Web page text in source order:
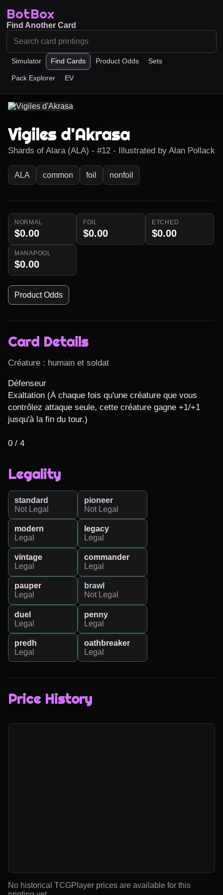
BotBox
Simulator Find Cards Product Odds Sets
Pack Explorer EV
Find Another Card
Vigiles d'Akrasa
Shards of Alara (ALA) - #12 - Illustrated by Alan Pollack
ALA common foil nonfoil
NORMAL
$0.00
FOIL
$0.00
ETCHED
$0.00
MANAPOOL
$0.00
Product Odds
Card Details
Créature : humain et soldat
Défenseur
Exaltation (À chaque fois qu'une créature que vous
contrôlez attaque seule, cette créature gagne +1/+1
jusqu'à la fin du tour.)
0 / 4
Legality
standard
Not Legal
pioneer
Not Legal
modern
Legal
legacy
Legal
vintage
Legal
commander
Legal
pauper
Legal
brawl
Not Legal
duel
Legal
penny
Legal
predh
Legal
oathbreaker
Legal
Price History
No historical TCGPlayer prices are available for this